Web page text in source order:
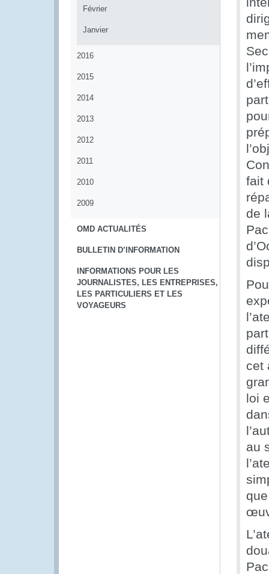
Février
Janvier
2016
2015
2014
2013
2012
2011
2010
2009
OMD ACTUALITÉS
BULLETIN D’INFORMATION
INFORMATIONS POUR LES
JOURNALISTES, LES ENTREPRISES,
LES PARTICULIERS ET LES
VOYAGEURS
fait
de
cet
loi
au